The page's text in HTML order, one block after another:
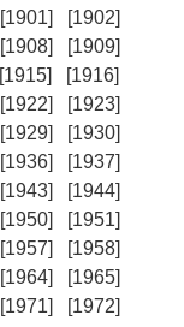
[1901]
[1902]
[1908]
[1909]
[1915]
[1916]
[1922]
[1923]
[1929]
[1930]
[1936]
[1937]
[1943]
[1944]
[1950]
[1951]
[1957]
[1958]
[1964]
[1965]
[1971]
[1972]